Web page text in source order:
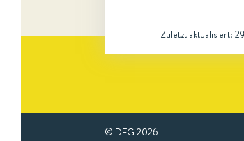
Zuletzt aktualisiert:
© DFG 2026